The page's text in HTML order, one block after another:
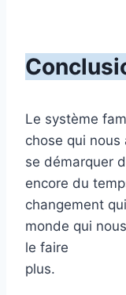
Le système
chose qui nous
se démarquer
encore du
changement
monde qui
le faire
plus.